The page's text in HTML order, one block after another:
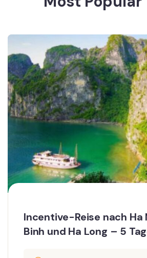
Incentive-Reise nach Ha
Binh und Ha Long – 5